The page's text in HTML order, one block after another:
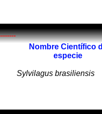
Nombre Científico
especie
Sylvilagus brasiliensis